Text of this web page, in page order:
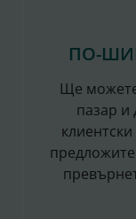
ПО-
Ще
пазар и